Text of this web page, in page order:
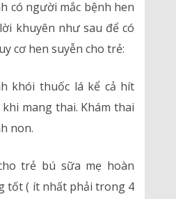
có người mắc bệnh hen
khuyên như sau để có
cơ hen suyễn cho trẻ:
khói thuốc lá kể cả hít
mang thai. Khám thai
non.
trẻ bú sữa mẹ hoàn
tốt ( ít nhất phải trong 4